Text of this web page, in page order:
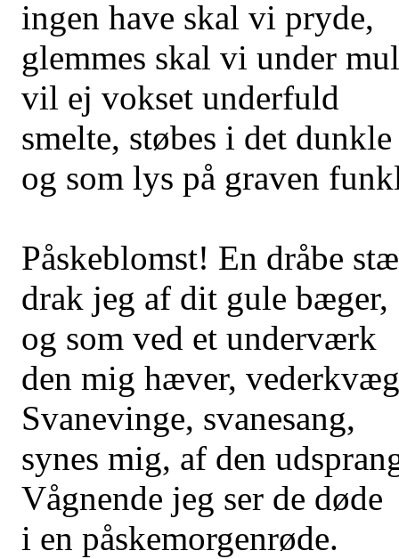
ingen have skal vi pryde,
glemmes skal vi under
vil ej vokset underfuld
smelte, støbes i det dunkle
og som lys på graven
Påskeblomst! En dråbe
drak jeg af dit gule bæger,
og som ved et underværk
den mig hæver,
Svanevinge, svanesang,
synes mig, af den
Vågnende jeg ser de døde
i en påskemorgenrøde.